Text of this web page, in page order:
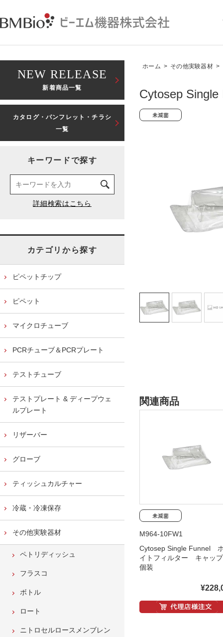
ホーム > その他実験器材 >
Cytosep
関連商品
M964-10FW1
Cytosep Single Funnel
イトフィルター キャ
個装
NEW RELEASE
新着商品一覧
カタログ・パンフレット・チラシ
一覧
キーワードで探す
カテゴリから探す
ピペットチップ
ピペット
マイクロチューブ
PCRチューブ＆PCRプレート
テストチューブ
テストプレート & ディープウェ
ルプレート
リザーバー
グローブ
ティッシュカルチャー
冷蔵・冷凍保存
その他実験器材
ペトリディッシュ
フラスコ
ボトル
ロート
ニトロセルロースメンブレン